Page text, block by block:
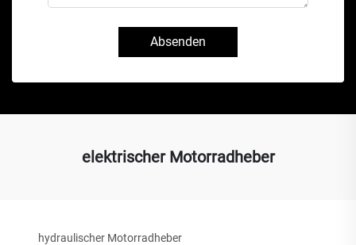
Absenden
elektrischer Motorradheber
hydraulischer Motorradheber